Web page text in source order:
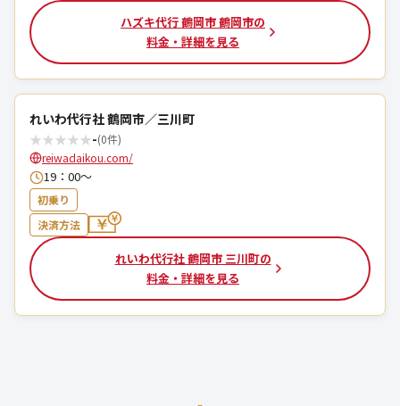
ハズキ代行 鶴岡市 鶴岡市の
料金・詳細を見る
れいわ代行社 鶴岡市／三川町
★★★★★-(0件)
reiwadaikou.com/
19：00〜
初乗り
決済方法
れいわ代行社 鶴岡市 三川町の
料金・詳細を見る